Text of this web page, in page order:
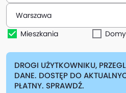
Mieszkania Domy
Warszawa
DROGI UŻYTKOWNIKU,
DANE. DOSTĘP DO
PŁATNY. SPRAWDŹ.